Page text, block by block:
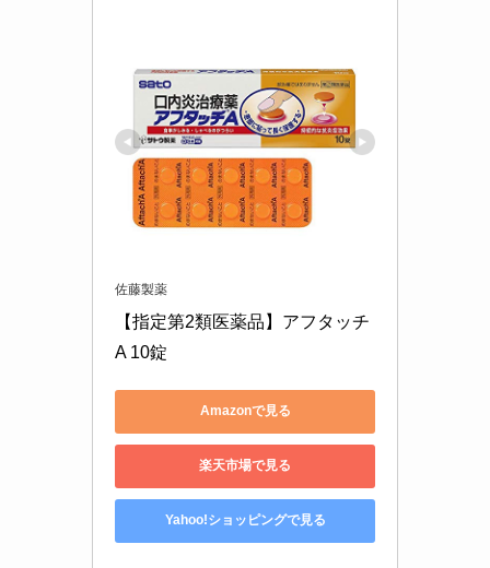
佐藤製薬
【指定第2類医薬品】アフタッチ
A 10錠
Amazonで見る
楽天市場で見る
Yahoo!ショッピングで見る